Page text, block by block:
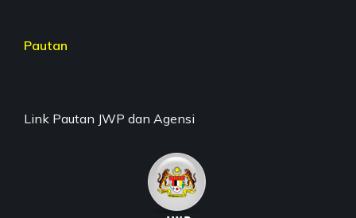
Pautan
Link Pautan JWP dan Agensi